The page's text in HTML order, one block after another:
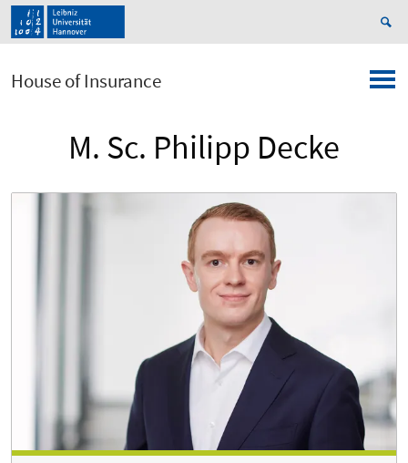
House of Insurance
M. Sc. Philipp Decke